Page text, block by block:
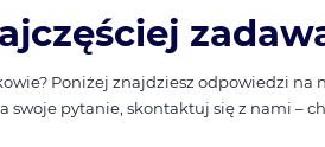
Poniżej znajdziesz odpowiedzi na
swoje pytanie, skontaktuj się z nami –